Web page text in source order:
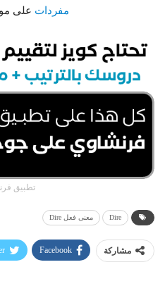
مفردات على
تطبيق
Dire معنى فعل Dire
مشاركة Facebook